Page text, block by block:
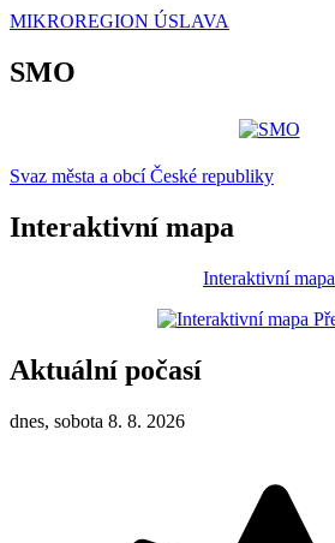
MIKROREGION ÚSLAVA
SMO
Svaz města a obcí České republiky
Interaktivní mapa
Interaktivní mapa
Aktuální počasí
dnes, sobota 8. 8. 2026